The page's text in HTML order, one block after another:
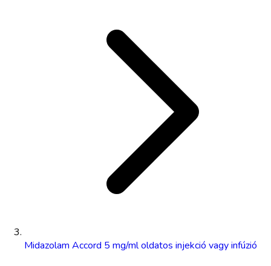
Midazolam Accord 5 mg/ml oldatos injekció vagy infúzió